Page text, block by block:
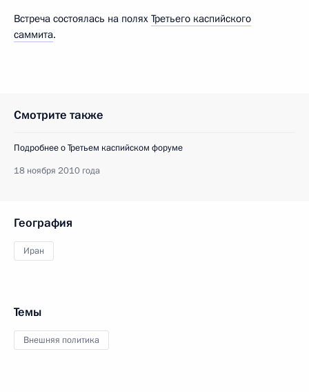
Встреча состоялась на полях Третьего каспийского
саммита.
Смотрите также
Подробнее о Третьем каспийском форуме
18 ноября 2010 года
География
Иран
Темы
Внешняя политика